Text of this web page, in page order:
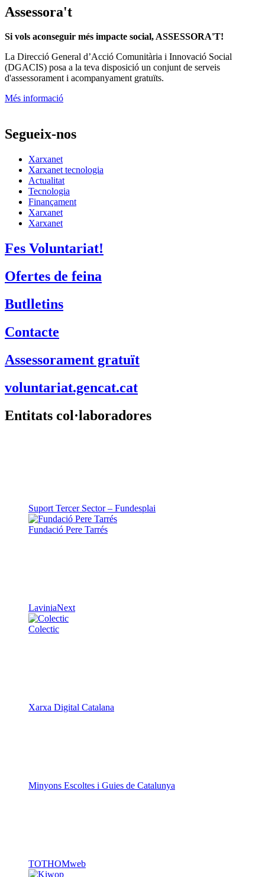
Assessora't
Si vols aconseguir més impacte social, ASSESSORA'T!
La Direcció General d’Acció Comunitària i Innovació Social
(DGACIS) posa a la teva disposició un conjunt de serveis
d'assessorament i acompanyament gratuïts.
Més informació
Segueix-nos
Xarxanet
Xarxanet tecnologia
Actualitat
Tecnologia
Finançament
Xarxanet
Xarxanet
Fes Voluntariat!
Ofertes de feina
Butlletins
Contacte
Assessorament gratuït
voluntariat.gencat.cat
Entitats col·laboradores
Suport Tercer Sector – Fundesplai
Fundació Pere Tarrés
LaviniaNext
Colectic
Xarxa Digital Catalana
Minyons Escoltes i Guies de Catalunya
TOTHOMweb